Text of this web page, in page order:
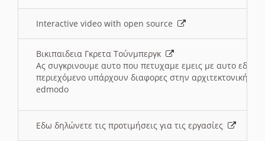
Interactive video with open source
Βικιπαιδεια Γκρετα Τούνμπεργκ
Ας συγκρινουμε αυτο που πετυχαμε εμεις με αυτο εδω
περιεχόμενο υπάρχουν διαφορες στην αρχιτεκτονική
edmodo
Εδω δηλώνετε τις προτιμήσεις για τις εργασίες